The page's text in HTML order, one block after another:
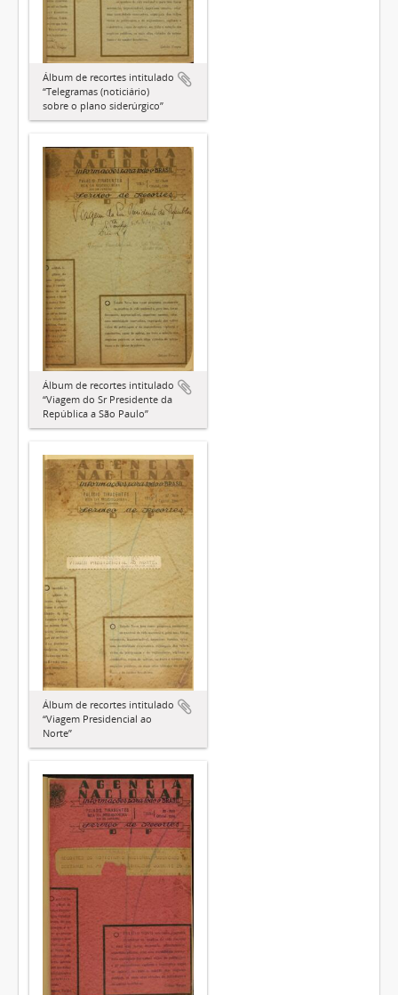
Álbum de recortes intitulado
“Telegramas (noticiário)
sobre o plano siderúrgico”
Álbum de recortes intitulado
“Viagem do Sr Presidente da
República a São Paulo”
Álbum de recortes intitulado
“Viagem Presidencial ao
Norte”